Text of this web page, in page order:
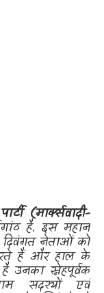
(मार्क्सवादी-
है. इस महान
नेताओं को
हैं और हाल के
उनका स्नेहपूर्वक
सदस्यों एवं